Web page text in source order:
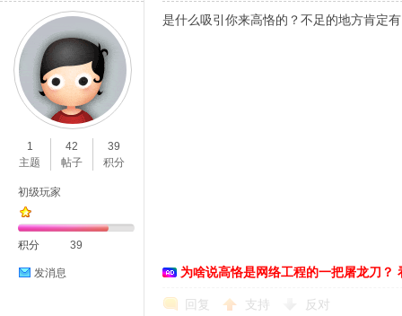
1
主题
42
帖子
39
积分
初级玩家
积分 39
发消息
是什么吸引你来高恪的？不足的地方肯定
为啥说高恪是网络工程的一把屠龙刀？
回复 支持 反对